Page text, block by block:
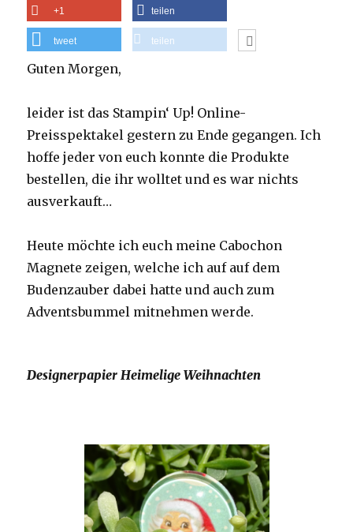
+1 teilen
tweet teilen
Guten Morgen,
leider ist das Stampin‘ Up! Online-
Preisspektakel gestern zu Ende gegangen. Ich
hoffe jeder von euch konnte die Produkte
bestellen, die ihr wolltet und es war nichts
ausverkauft…
Heute möchte ich euch meine Cabochon
Magnete zeigen, welche ich auf auf dem
Budenzauber dabei hatte und auch zum
Adventsbummel mitnehmen werde.
Designerpapier Heimelige Weihnachten